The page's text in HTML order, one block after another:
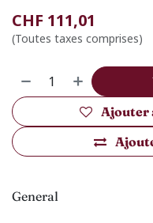
CHF 111,01
(Toutes taxes comprises)
Ajouter
General